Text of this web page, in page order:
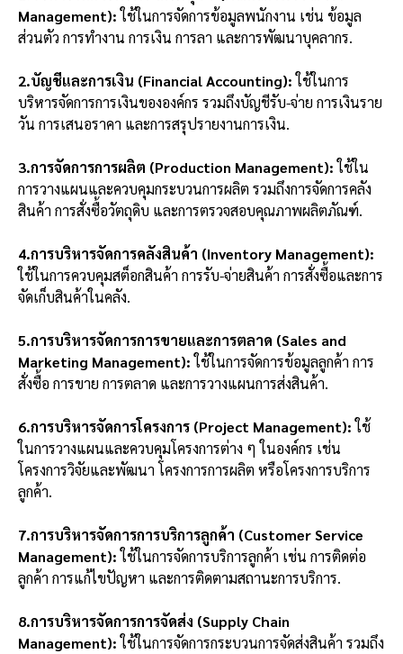
Management):ใช้ในการจัดการข้อมูลพนักงาน เช่น ข้อมูล
ส่วนตัว การทำงาน การเงิน การลา และการพัฒนาบุคลากร.
2.บัญชีและการเงิน (Financial Accounting):ใช้ในการ
บริหารจัดการการเงินขององค์กร รวมถึงบัญชีรับ-จ่าย การเงินราย
วัน การเสนอราคา และการสรุปรายงานการเงิน.
3.การจัดการการผลิต (Production Management):ใช้ใน
การวางแผนและควบคุมกระบวนการผลิต รวมถึงการจัดการคลัง
สินค้า การสั่งซื้อวัตถุดิบ และการตรวจสอบคุณภาพผลิตภัณฑ์.
4.การบริหารจัดการคลังสินค้า (Inventory Management):
ใช้ในการควบคุมสต็อกสินค้า การรับ-จ่ายสินค้า การสั่งซื้อและการ
จัดเก็บสินค้าในคลัง.
5.การบริหารจัดการการขายและการตลาด (Sales and
Marketing Management):ใช้ในการจัดการข้อมูลลูกค้า การ
สั่งซื้อ การขาย การตลาด และการวางแผนการส่งสินค้า.
6.การบริหารจัดการโครงการ (Project Management):ใช้
ในการวางแผนและควบคุมโครงการต่าง ๆ ในองค์กร เช่น
โครงการวิจัยและพัฒนา โครงการการผลิต หรือโครงการบริการ
ลูกค้า.
7.การบริหารจัดการการบริการลูกค้า (Customer Service
Management):ใช้ในการจัดการบริการลูกค้า เช่น การติดต่อ
ลูกค้า การแก้ไขปัญหา และการติดตามสถานะการบริการ.
8.การบริหารจัดการการจัดส่ง (Supply Chain
Management):ใช้ในการจัดการกระบวนการจัดส่งสินค้า รวมถึง